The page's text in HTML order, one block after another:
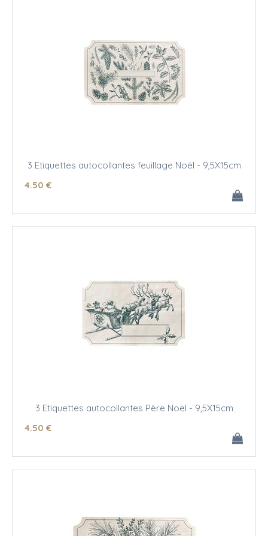
3 Etiquettes autocollantes feuillage Noël - 9,5X15cm
4.50 €
3 Etiquettes autocollantes Père Noël - 9,5X15cm
4.50 €